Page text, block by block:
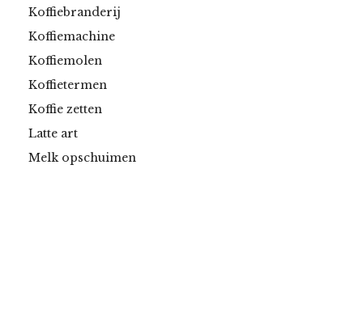
Koffiebranderij
Koffiemachine
Koffiemolen
Koffietermen
Koffie zetten
Latte art
Melk opschuimen